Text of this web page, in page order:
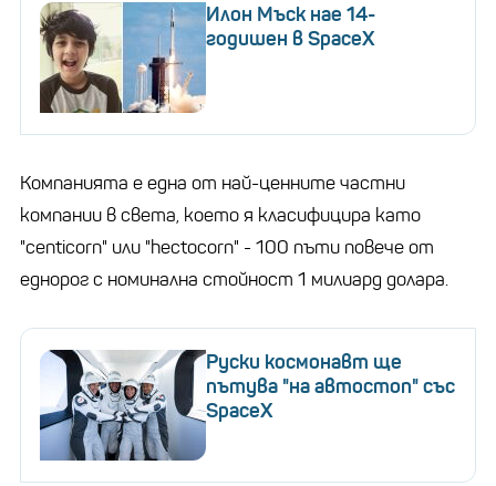
Илон Мъск нае 14-
годишен в SpaceX
Компанията е една от най-ценните частни
компании в света, което я класифицира като
"centicorn" или "hectocorn" - 100 пъти повече от
еднорог с номинална стойност 1 милиард долара.
Руски космонавт ще
пътува "на автостоп" със
SpaceX